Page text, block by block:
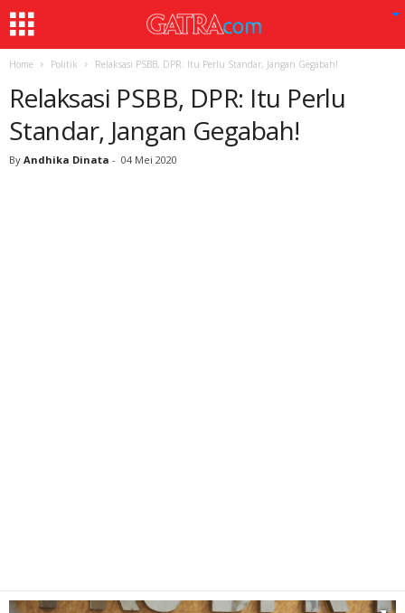
Home Politik Relaksasi PSBB, DPR: Itu Perlu Standar, Jangan Gegabah!
Relaksasi PSBB, DPR: Itu Perlu
Standar, Jangan Gegabah!
By Andhika Dinata - 04 Mei 2020